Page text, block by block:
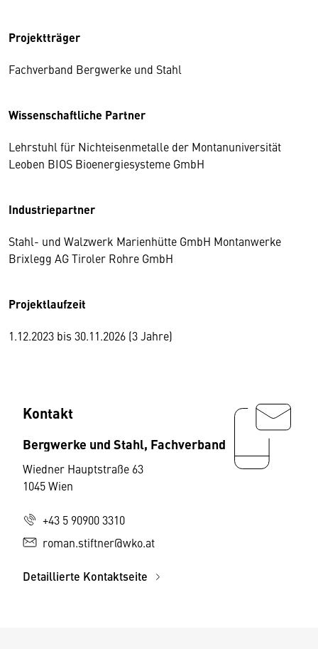
Projektträger
Fachverband Bergwerke und Stahl
Wissenschaftliche Partner
Lehrstuhl für Nichteisenmetalle der Montanuniversität
Leoben BIOS Bioenergiesysteme GmbH
Industriepartner
Stahl- und Walzwerk Marienhütte GmbH Montanwerke
Brixlegg AG Tiroler Rohre GmbH
Projektlaufzeit
1.12.2023 bis 30.11.2026 (3 Jahre)
Kontakt
Bergwerke und Stahl, Fachverband
Wiedner Hauptstraße 63
1045 Wien
+43 5 90900 3310
roman.stiftner@wko.at
Detaillierte Kontaktseite